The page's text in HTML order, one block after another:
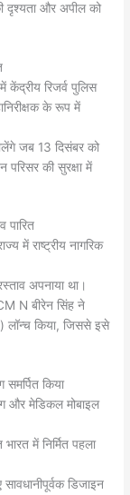
दृश्यता और अपील को
केंद्रीय रिजर्व पुलिस
के रूप में
जब 13 दिसंबर को
की सुरक्षा में
पारित
में राष्ट्रीय नागरिक
अपनाया था।
N बीरेन सिंह ने
लॉन्च किया, जिससे इसे
किया
और मेडिकल मोबाइल
में निर्मित पहला
डिजाइन